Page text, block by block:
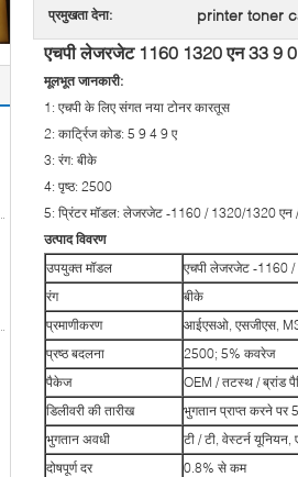
प्रमुखता देना: printer toner
एचपी लेजरजेट 1160 1320 एन 33 9 0
मूलभूत जानकारी:
1: एचपी के लिए संगत नया टोनर कारतूस
2: कार्ट्रिज कोड: 5 9 4 9 ए
3: रंग: बीके
4: पृष्ठ: 2500
5: प्रिंटर मॉडल: लेजरजेट -1160 / 1320/1320 एन
उत्पाद विवरण
उपयुक्त मॉडल
एचपी लेजरजेट -1160 /
रंग
बीके
प्रमाणीकरण
आईएसओ, एसजीएस,
प्रष्ठ बदलना
2500; 5% कवरेज
पैकेज
OEM / तटस्थ / ब्रांड
डिलीवरी की तारीख
भुगतान प्राप्त करने पर
भुगतान अवधी
टी / टी, वेस्टर्न यूनियन,
दोषपूर्ण दर
0.8% से कम